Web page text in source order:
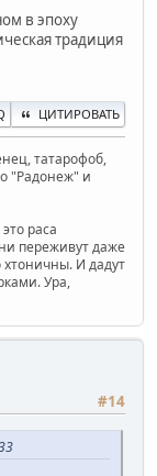
в эпоху
традиция
ЦИТИРОВАТЬ
татарофоб,
"Радонеж" и
раса
переживут даже
И дадут
Ура,
#14